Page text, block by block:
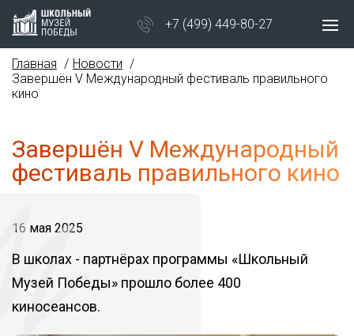
+7 (499) 449-80-27
Главная
Новости
Завершён V Международный фестиваль правильного
кино
Завершён V Международный
фестиваль правильного кино
16 мая 2025
В школах - партнёрах программы «Школьный
Музей Победы» прошло более 400
киносеансов.